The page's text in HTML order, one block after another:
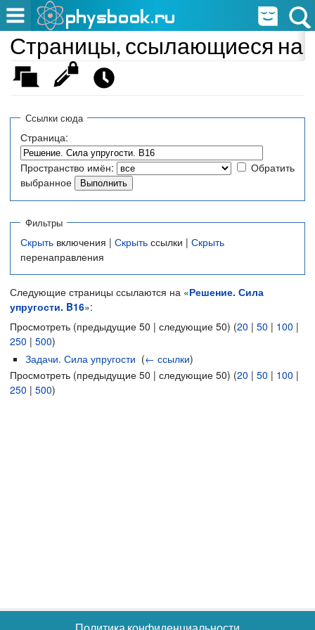
Страницы, ссылающиеся на
Ссылки сюда
Страница:
Пространство имён:
Обратить
выбранное
Фильтры
Скрыть включения | Скрыть ссылки | Скрыть
перенаправления
Следующие страницы ссылаются на «Решение. Сила
упругости. B16»:
Просмотреть (предыдущие 50 | следующие 50) (20 | 50 | 100 |
250 | 500)
Задачи. Сила упругости (← ссылки)
Просмотреть (предыдущие 50 | следующие 50) (20 | 50 | 100 |
250 | 500)
Политика конфиденциальности